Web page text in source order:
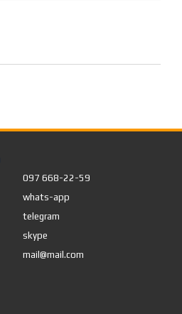
097 668-22-59
whats-app
telegram
skype
mail@mail.com